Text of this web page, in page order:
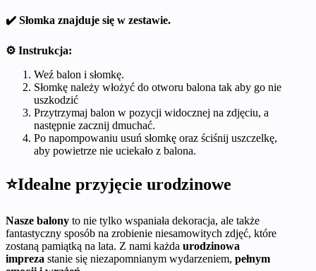
✔️ Słomka znajduje się w zestawie.
⚙️ Instrukcja:
Weź balon i słomkę.
Słomkę należy włożyć do otworu balona tak aby go nie
uszkodzić
Przytrzymaj balon w pozycji widocznej na zdjęciu, a
następnie zacznij dmuchać.
Po napompowaniu usuń słomkę oraz ściśnij uszczelkę,
aby powietrze nie uciekało z balona.
⭐Idealne przyjęcie urodzinowe
Nasze balony to nie tylko wspaniała dekoracja, ale także
fantastyczny sposób na zrobienie niesamowitych zdjęć, które
zostaną pamiątką na lata. Z nami każda urodzinowa
impreza stanie się niezapomnianym wydarzeniem, pełnym